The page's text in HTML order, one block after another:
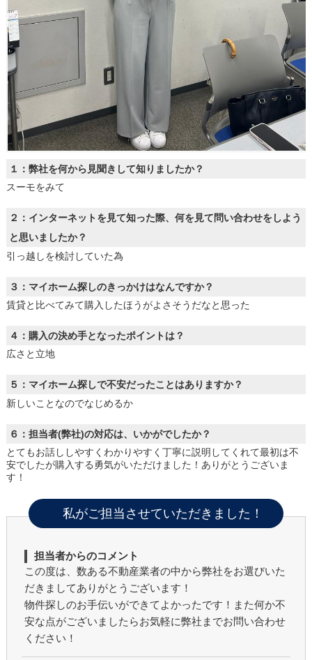
１：弊社を何から見聞きして知りましたか？
スーモをみて
２：インターネットを見て知った際、何を見て問い合わせをしよう
と思いましたか？
引っ越しを検討していた為
３：マイホーム探しのきっかけはなんですか？
賃貸と比べてみて購入したほうがよさそうだなと思った
４：購入の決め手となったポイントは？
広さと立地
５：マイホーム探しで不安だったことはありますか？
新しいことなのでなじめるか
６：担当者(弊社)の対応は、いかがでしたか？
とてもお話ししやすくわかりやすく丁寧に説明してくれて最初は不
安でしたが購入する勇気がいただけました！ありがとうございま
す！
私がご担当させていただきました！
担当者からのコメント
この度は、数ある不動産業者の中から弊社をお選びいた
だきましてありがとうございます！
物件探しのお手伝いができてよかったです！また何か不
安な点がございましたらお気軽に弊社までお問い合わせ
ください！